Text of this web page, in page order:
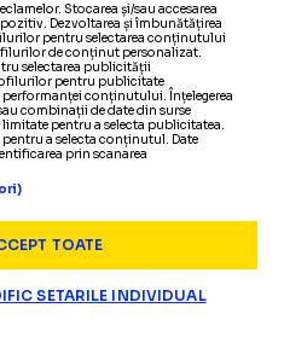
Stocarea și/sau accesarea
Dezvoltarea și îmbunătățirea
pentru selectarea conținutului
de conținut personalizat.
selectarea publicității
pentru publicitate
performanței conținutului. Înțelegerea
combinații de date din surse
pentru a selecta publicitatea.
a selecta conținutul. Date
prin scanarea
TOATE
SETARILE INDIVIDUAL